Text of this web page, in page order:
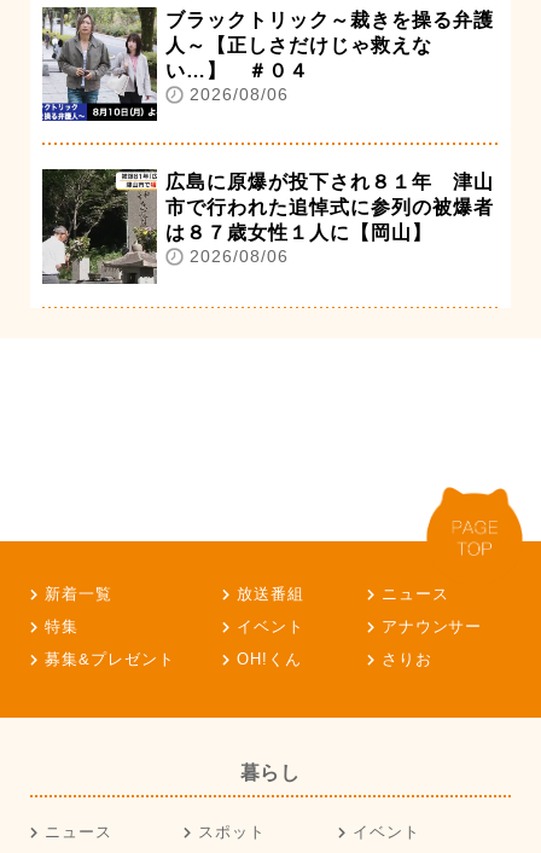
ブラックトリック～裁きを操る弁護
人～【正しさだけじゃ救えな
い…】 ＃０４
2026/08/06
広島に原爆が投下され８１年 津山
市で行われた追悼式に参列の被爆者
は８７歳女性１人に【岡山】
2026/08/06
新着一覧 放送番組
ニュース
特集
イベント
アナウンサー
募集&プレゼント
OH!くん さりお
暮らし
ニュース スポット
イベント